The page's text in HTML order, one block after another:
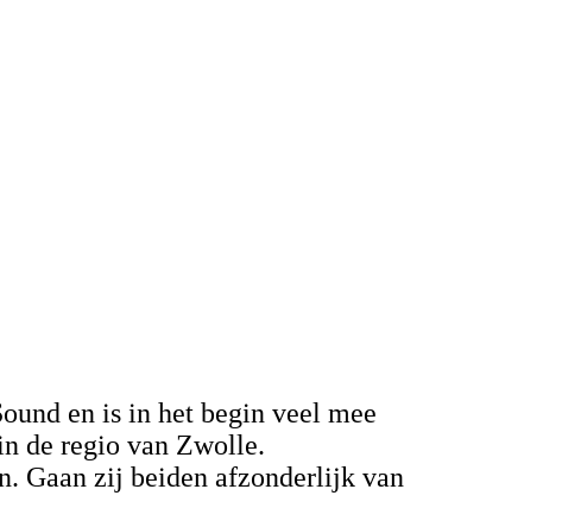
en is in het begin veel mee
de regio van Zwolle.
Gaan zij beiden afzonderlijk van